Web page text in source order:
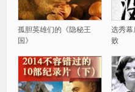
孤胆英雄们的《隐秘王
国》
选秀幕
败